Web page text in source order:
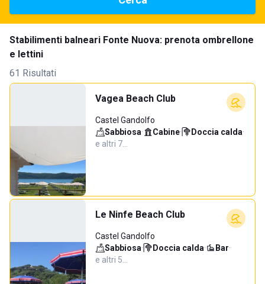
Stabilimenti balneari Fonte Nuova: prenota ombrellone
e lettini
61 Risultati
Vagea Beach Club
Castel Gandolfo
Sabbiosa· Cabine· Doccia calda·
e altri 7…
Le Ninfe Beach Club
Castel Gandolfo
Sabbiosa· Doccia calda· Bar·
e altri 5…